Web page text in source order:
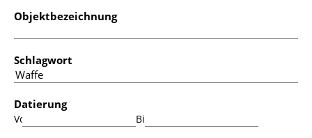
Objektbezeichnung
Schlagwort
Datierung
Von: Bis: